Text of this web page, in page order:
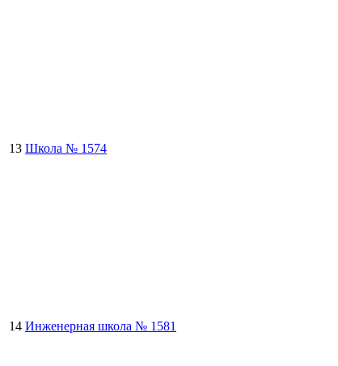
13 Школа № 1574
14 Инженерная школа № 1581